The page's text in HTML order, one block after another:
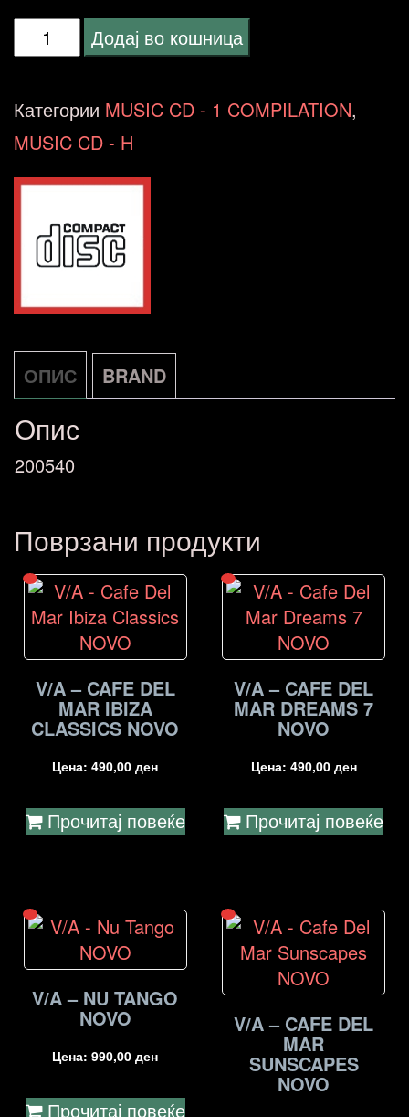
Hartman,
-
Songs
Heart/And
NOVO
количина
Додај во кошница
Категории MUSIC CD - 1 COMPILATION,
MUSIC CD - H
ОПИС BRAND
Опис
200540
Поврзани продукти
V/A – CAFE DEL
MAR IBIZA
CLASSICS NOVO
Цена:490,00ден
Прочитај повеќе
V/A – CAFE DEL
MAR DREAMS 7
NOVO
Цена: 490,00 ден
Прочитај повеќе
V/A – NU TANGO
NOVO
Цена:990,00ден
Прочитај повеќе
V/A – CAFE DEL
MAR
SUNSCAPES
NOVO